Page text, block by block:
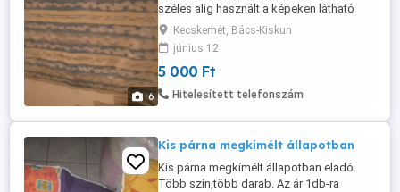
6
széles alig használt a képeken látható
állapotban eladó. Nagyon jó meleg!
Kecskemét, Bács-Kiskun
június 12
5 000 Ft
Hitelesített telefonszám
Kis párna megkímélt állapotban
Kis párna megkímélt állapotban eladó.
Több szín,több darab. Az ár 1db-ra